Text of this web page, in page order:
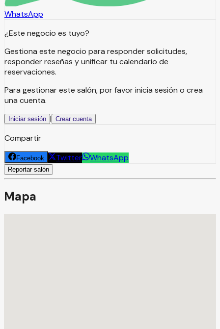
WhatsApp
¿Este negocio es tuyo?
Gestiona este negocio para responder solicitudes,
responder reseñas y unificar tu calendario de
reservaciones.
Para gestionar este salón, por favor inicia sesión o crea
una cuenta.
Iniciar sesión | Crear cuenta
Compartir
Facebook Twitter WhatsApp
Reportar salón
Mapa